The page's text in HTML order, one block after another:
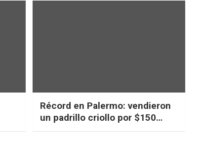
Récord en Palermo: vendieron
un padrillo criollo por $150
millones